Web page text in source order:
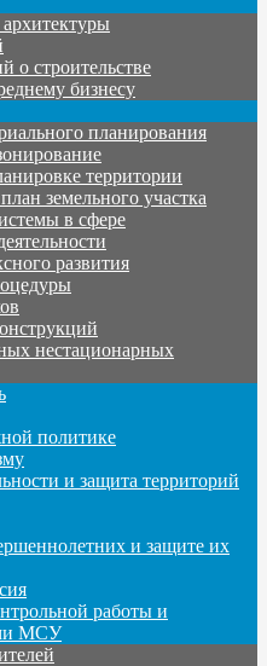
о строительстве
бизнесу
планирования
территории
земельного участка
в сфере
развития
нестационарных
политике
и защита территорий
и защите их
работы и
МСУ